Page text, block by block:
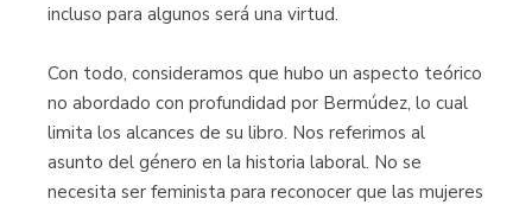
incluso para algunos será una virtud.
Con todo, consideramos que hubo un aspecto teórico
no abordado con profundidad por Bermúdez, lo cual
limita los alcances de su libro. Nos referi­mos al
asunto del género en la historia laboral. No se
necesita ser feminista para reconocer que las mujeres